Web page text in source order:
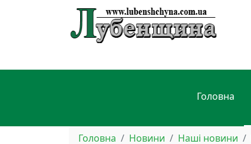
Головна
Головна Новини Наші новини